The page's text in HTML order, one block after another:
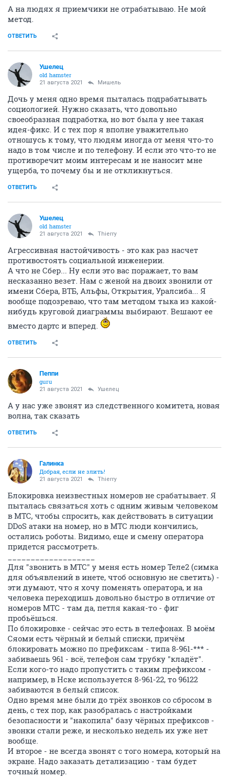
А на людях я приемчики не отрабатываю. Не мой
метод.
ОТВЕТИТЬ
Ушелец
old hamster
21 августа 2021 Мишель
Дочь у меня одно время пыталась подрабатывать
социологией. Нужно сказать, что довольно
своеобразная подработка, но вот была у нее такая
идея-фикс. И с тех пор я вполне уважительно
отношусь к тому, что людям иногда от меня что-то
надо в том числе и по телефону. И если это что-то не
противоречит моим интересам и не наносит мне
ущерба, то почему бы и не откликнуться.
ОТВЕТИТЬ
Ушелец
old hamster
21 августа 2021 Thierry
Агрессивная настойчивость - это как раз насчет
противостоять социальной инженерии.
А что не Сбер... Ну если это вас поражает, то вам
несказанно везет. Нам с женой на двоих звонили от
имени Сбера, ВТБ, Альфы, Открытия, Уралсиба... Я
вообще подозреваю, что там методом тыка из какой-
нибудь круговой диаграммы выбирают. Вешают ее
вместо дартс и вперед.
ОТВЕТИТЬ
Пeппи
guru
21 августа 2021 Ушелец
А у нас уже звонят из следственного комитета, новая
волна, так сказать
ОТВЕТИТЬ
Галинка
Добрая, если не злить!
21 августа 2021 Thierry
Блокировка неизвестных номеров не срабатывает. Я
пыталась связаться хоть с одним живым человеком
в МТС, чтобы спросить, как действовать в ситуации
DDoS атаки на номер, но в МТС люди кончились,
остались роботы. Видимо, еще и смену оператора
придется рассмотреть.
Для "звонить в МТС" у меня есть номер Теле2 (симка
для объявлений в инете, чтоб основную не светить) -
эти думают, что я хочу поменять оператора, и на
человека переходишь довольно быстро в отличие от
номеров МТС - там да, петля какая-то - фиг
пробьёшься.
По блокировке - сейчас это есть в телефонах. В моём
Сяоми есть чёрный и белый списки, причём
блокировать можно по префиксам - типа 8-961-*** -
забиваешь 961 - всё, телефон сам трубку "кладёт".
Если кого-то надо пропустить с таким префиксом -
например, в Нске используется 8-961-22, то 96122
забиваются в белый список.
Одно время мне были до трёх звонков со сбросом в
день, с тех пор, как разобралась с настройками
безопасности и "накопила" базу чёрных префиксов -
звонки стали реже, и несколько недель их уже нет
вообще.
И второе - не всегда звонят с того номера, который на
экране. Надо заказать детализацию - там будет
точный номер.